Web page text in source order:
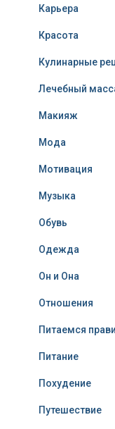
Карьера
Красота
Кулинарные
Лечебный
Макияж
Мода
Мотивация
Музыка
Обувь
Одежда
Он и Она
Отношения
Питаемся
Питание
Похудение
Путешествие